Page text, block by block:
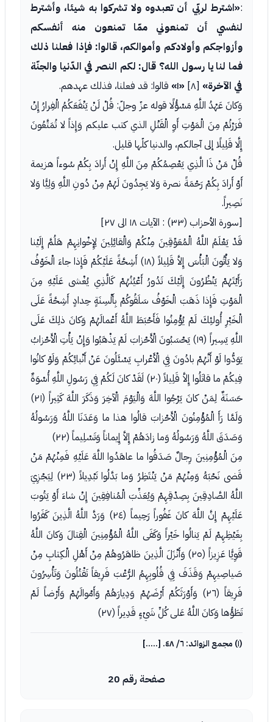
:«اشترط لربّي أن تعبدوه ولا تشركوا به شيئا، وأشترط
لنفسي أن تمنعوني ممّا تمنعون منه أنفسكم
وأزواجكم وأولادكم وأموالكم، قالوا: فإذا فعلنا ذلك
فما لنا يا رسول الله؟ قال: لكم النصر في الدّنيا والجنّة
في الآخرة» [٨] «١»
قالوا: قد فعلنا، فذلك عهدهم.
وَكانَ عَهْدُ اللَّهِ مَسْؤُلًا قوله عزّ وجلّ: قُلْ لَنْ يَنْفَعَكُمُ الْفِرارُ إِنْ
فَرَرْتُمْ مِنَ الْمَوْتِ أَوِ الْقَتْلِ الذي كتب عليكم وَإِذاً لا تُمَتَّعُونَ
إِلَّا قَلِيلًا إلى آجالكم، والدنيا كلّها قليل.
قُلْ مَنْ ذَا الَّذِي يَعْصِمُكُمْ مِنَ اللَّهِ إِنْ أَرادَ بِكُمْ سُوءاً هزيمة
أَوْ أَرادَ بِكُمْ رَحْمَةً نصرة وَلا يَجِدُونَ لَهُمْ مِنْ دُونِ اللَّهِ وَلِيًّا وَلا
نَصِيراً.
[سورة الأحزاب (٣٣) : الآيات ١٨ الى ٢٧]
قَدْ يَعْلَمُ اللَّهُ الْمُعَوِّقِينَ مِنْكُمْ وَالْقائِلِينَ لِإِخْوانِهِمْ هَلُمَّ إِلَيْنا
وَلا يَأْتُونَ الْبَأْسَ إِلاَّ قَلِيلاً (١٨) أَشِحَّةً عَلَيْكُمْ فَإِذا جاءَ الْخَوْفُ
رَأَيْتَهُمْ يَنْظُرُونَ إِلَيْكَ تَدُورُ أَعْيُنُهُمْ كَالَّذِي يُغْشى عَلَيْهِ مِنَ
الْمَوْتِ فَإِذا ذَهَبَ الْخَوْفُ سَلَقُوكُمْ بِأَلْسِنَةٍ حِدادٍ أَشِحَّةً عَلَى
الْخَيْرِ أُولئِكَ لَمْ يُؤْمِنُوا فَأَحْبَطَ اللَّهُ أَعْمالَهُمْ وَكانَ ذلِكَ عَلَى
اللَّهِ يَسِيراً (١٩) يَحْسَبُونَ الْأَحْزابَ لَمْ يَذْهَبُوا وَإِنْ يَأْتِ الْأَحْزابُ
يَوَدُّوا لَوْ أَنَّهُمْ بادُونَ فِي الْأَعْرابِ يَسْئَلُونَ عَنْ أَنْبائِكُمْ وَلَوْ كانُوا
فِيكُمْ ما قاتَلُوا إِلاَّ قَلِيلاً (٢٠) لَقَدْ كانَ لَكُمْ فِي رَسُولِ اللَّهِ أُسْوَةٌ
حَسَنَةٌ لِمَنْ كانَ يَرْجُوا اللَّهَ وَالْيَوْمَ الْآخِرَ وَذَكَرَ اللَّهَ كَثِيراً (٢١)
وَلَمَّا رَأَ الْمُؤْمِنُونَ الْأَحْزابَ قالُوا هذا ما وَعَدَنَا اللَّهُ وَرَسُولُهُ
وَصَدَقَ اللَّهُ وَرَسُولُهُ وَما زادَهُمْ إِلاَّ إِيماناً وَتَسْلِيماً (٢٢)
مِنَ الْمُؤْمِنِينَ رِجالٌ صَدَقُوا ما عاهَدُوا اللَّهَ عَلَيْهِ فَمِنْهُمْ مَنْ
قَضى نَحْبَهُ وَمِنْهُمْ مَنْ يَنْتَظِرُ وَما بَدَّلُوا تَبْدِيلاً (٢٣) لِيَجْزِيَ
اللَّهُ الصَّادِقِينَ بِصِدْقِهِمْ وَيُعَذِّبَ الْمُنافِقِينَ إِنْ شاءَ أَوْ يَتُوبَ
عَلَيْهِمْ إِنَّ اللَّهَ كانَ غَفُوراً رَحِيماً (٢٤) وَرَدَّ اللَّهُ الَّذِينَ كَفَرُوا
بِغَيْظِهِمْ لَمْ يَنالُوا خَيْراً وَكَفَى اللَّهُ الْمُؤْمِنِينَ الْقِتالَ وَكانَ اللَّهُ
قَوِيًّا عَزِيزاً (٢٥) وَأَنْزَلَ الَّذِينَ ظاهَرُوهُمْ مِنْ أَهْلِ الْكِتابِ مِنْ
صَياصِيهِمْ وَقَذَفَ فِي قُلُوبِهِمُ الرُّعْبَ فَرِيقاً تَقْتُلُونَ وَتَأْسِرُونَ
فَرِيقاً (٢٦) وَأَوْرَثَكُمْ أَرْضَهُمْ وَدِيارَهُمْ وَأَمْوالَهُمْ وَأَرْضاً لَمْ
تَطَؤُها وَكانَ اللَّهُ عَلى كُلِّ شَيْءٍ قَدِيراً (٢٧)
(١) مجمع الزوائد: ٦/ ٤٨. [.....]
صفحة رقم 20